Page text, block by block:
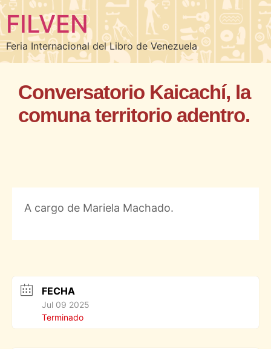
FILVEN
Feria Internacional del Libro de Venezuela
Conversatorio Kaicachí, la
comuna territorio adentro.
A cargo de Mariela Machado.
FECHA
Jul 09 2025
Terminado